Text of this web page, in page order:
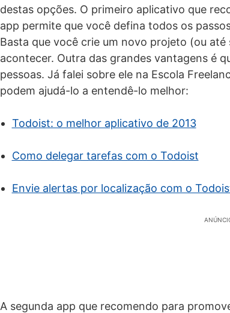
destas opções. O primeiro aplicativo que
app permite que você defina todos os
Basta que você crie um novo projeto (ou
acontecer. Outra das grandes vantagens é
pessoas. Já falei sobre ele na Escola
podem ajudá-lo a entendê-lo melhor:
Todoist: o melhor aplicativo de 2013
Como delegar tarefas com o Todoist
Envie alertas por localização com o
A segunda app que recomendo para